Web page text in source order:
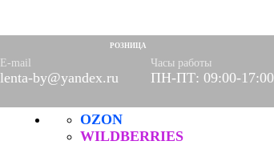
E-mail
lenta-by@yandex.ru
Часы работы
ПН-ПТ: 09:00-17:00
OZON
РОЗНИЦА
WILDBERRIES